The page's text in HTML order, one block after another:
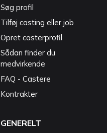
Søg profil
Tilføj casting eller job
Opret casterprofil
Sådan finder du
medvirkende
FAQ - Castere
Kontrakter
GENERELT